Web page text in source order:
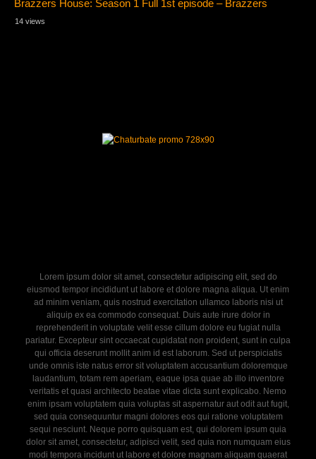
Brazzers House: Season 1 Full 1st episode – Brazzers
14 views
Lorem ipsum dolor sit amet, consectetur adipiscing elit, sed do
eiusmod tempor incididunt ut labore et dolore magna aliqua. Ut enim
ad minim veniam, quis nostrud exercitation ullamco laboris nisi ut
aliquip ex ea commodo consequat. Duis aute irure dolor in
reprehenderit in voluptate velit esse cillum dolore eu fugiat nulla
pariatur. Excepteur sint occaecat cupidatat non proident, sunt in culpa
qui officia deserunt mollit anim id est laborum. Sed ut perspiciatis
unde omnis iste natus error sit voluptatem accusantium doloremque
laudantium, totam rem aperiam, eaque ipsa quae ab illo inventore
veritatis et quasi architecto beatae vitae dicta sunt explicabo. Nemo
enim ipsam voluptatem quia voluptas sit aspernatur aut odit aut fugit,
sed quia consequuntur magni dolores eos qui ratione voluptatem
sequi nesciunt. Neque porro quisquam est, qui dolorem ipsum quia
dolor sit amet, consectetur, adipisci velit, sed quia non numquam eius
modi tempora incidunt ut labore et dolore magnam aliquam quaerat